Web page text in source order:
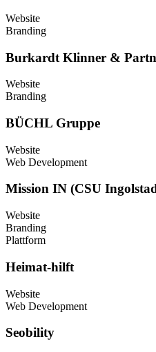
Website
Branding
Burkardt Klinner &
Website
Branding
BÜCHL Gruppe
Website
Web Development
Mission IN (CSU
Website
Branding
Plattform
Heimat-hilft
Website
Web Development
Seobility